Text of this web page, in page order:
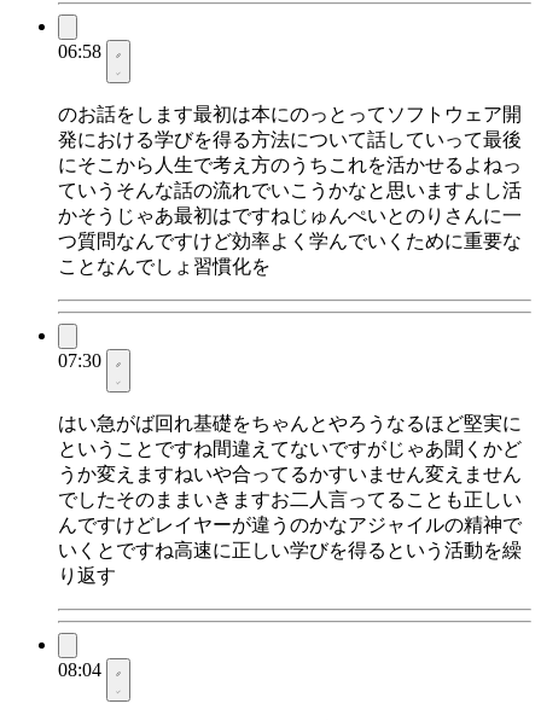
06:58
のお話をします最初は本にのっとってソフトウェア開
発における学びを得る方法について話していって最後
にそこから人生で考え方のうちこれを活かせるよねっ
ていうそんな話の流れでいこうかなと思いますよし活
かそうじゃあ最初はですねじゅんぺいとのりさんに一
つ質問なんですけど効率よく学んでいくために重要な
ことなんでしょ習慣化を
07:30
はい急がば回れ基礎をちゃんとやろうなるほど堅実に
ということですね間違えてないですがじゃあ聞くかど
うか変えますねいや合ってるかすいません変えません
でしたそのままいきますお二人言ってることも正しい
んですけどレイヤーが違うのかなアジャイルの精神で
いくとですね高速に正しい学びを得るという活動を繰
り返す
08:04